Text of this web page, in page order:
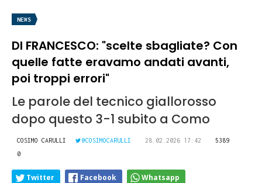
NEWS
DI FRANCESCO: "scelte sbagliate? Con
quelle fatte eravamo andati avanti,
poi troppi errori"
Le parole del tecnico giallorosso
dopo questo 3-1 subito a Como
COSIMO CARULLI @COSIMOCARULLI 28.02.2026 17:42
5389
0
Twitter Facebook Whatsapp